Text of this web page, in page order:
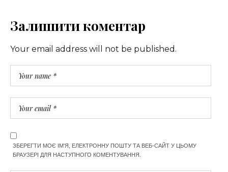
Залишити коментар
Your email address will not be published.
ЗБЕРЕГТИ МОЄ ІМ'Я, ЕЛЕКТРОННУ ПОШТУ ТА ВЕБ-САЙТ У ЦЬОМУ
БРАУЗЕРІ ДЛЯ НАСТУПНОГО КОМЕНТУВАННЯ.